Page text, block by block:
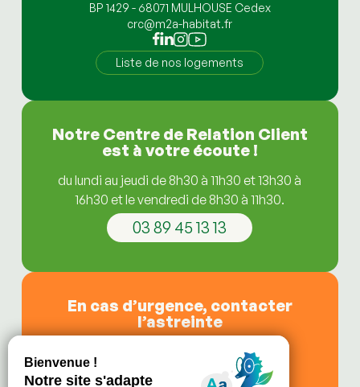
BP 1429 - 68071 MULHOUSE Cedex
crc@m2a-habitat.fr
Liste de nos logements
Notre Centre de Relation Client
est à votre écoute !
du lundi au jeudi de 8h30 à 11h30 et 13h30 à
16h30 et le vendredi de 8h30 à 11h30.
03 89 45 13 13
En cas d’urgence, contacter
l’astreinte